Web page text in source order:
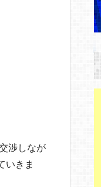
渉しなが
いきま